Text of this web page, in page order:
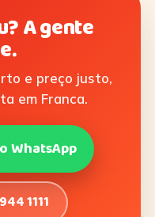
A gente
e preço justo,
em Franca.
WhatsApp
1111